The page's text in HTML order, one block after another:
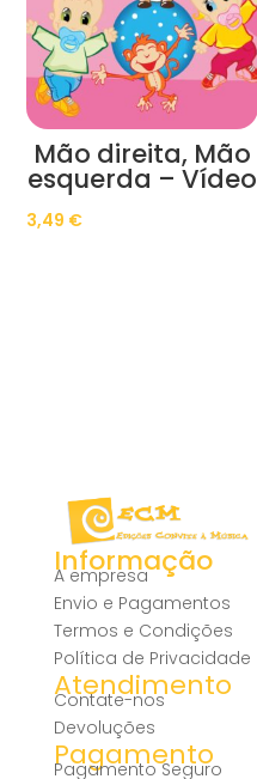
Mão direita, Mão
esquerda – Vídeo
3,49 €
Informação
A empresa
Envio e Pagamentos
Termos e Condições
Política de Privacidade
Atendimento
Contate-nos
Devoluções
Pagamento
Pagamento Seguro